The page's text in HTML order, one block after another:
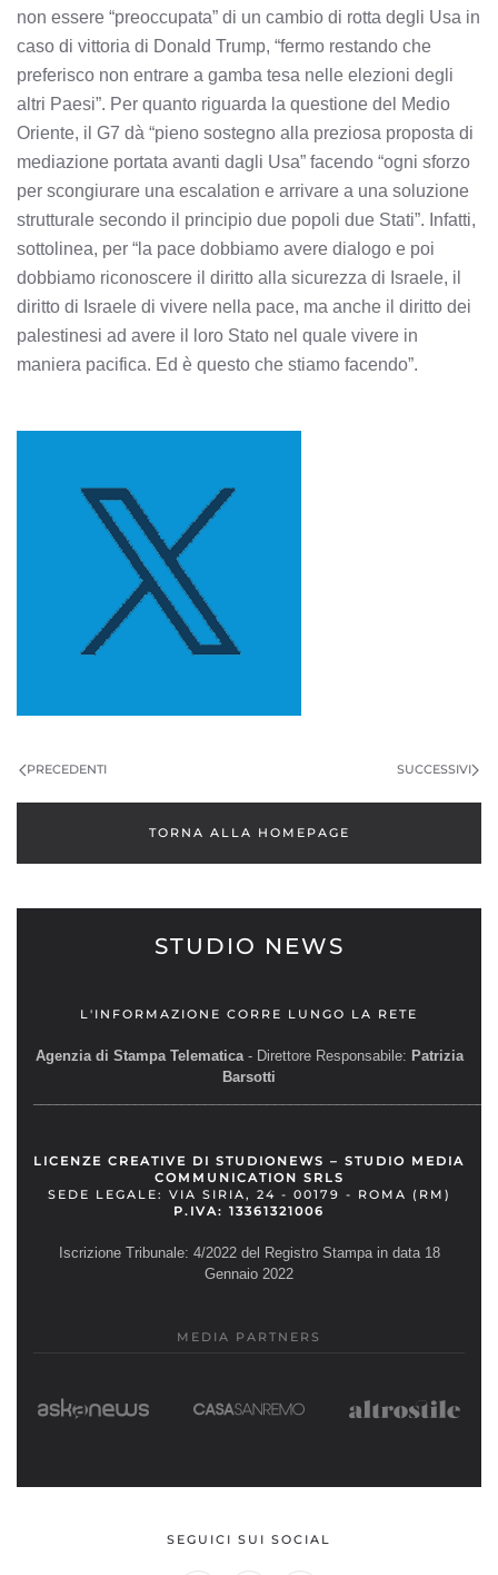
non essere “preoccupata” di un cambio di rotta degli Usa in
caso di vittoria di Donald Trump, “fermo restando che
preferisco non entrare a gamba tesa nelle elezioni degli
altri Paesi”. Per quanto riguarda la questione del Medio
Oriente, il G7 dà “pieno sostegno alla preziosa proposta di
mediazione portata avanti dagli Usa” facendo “ogni sforzo
per scongiurare una escalation e arrivare a una soluzione
strutturale secondo il principio due popoli due Stati”. Infatti,
sottolinea, per “la pace dobbiamo avere dialogo e poi
dobbiamo riconoscere il diritto alla sicurezza di Israele, il
diritto di Israele di vivere nella pace, ma anche il diritto dei
palestinesi ad avere il loro Stato nel quale vivere in
maniera pacifica. Ed è questo che stiamo facendo”.
PRECEDENTI SUCCESSIVI
TORNA ALLA HOMEPAGE
STUDIO NEWS
L'INFORMAZIONE CORRE LUNGO LA RETE
Agenzia di Stampa Telematica- Direttore Responsabile: Patrizia
Barsotti
LICENZE CREATIVE DI STUDIONEWS – STUDIO MEDIA
COMMUNICATION SRLS
SEDE LEGALE: VIA SIRIA, 24 - 00179 - ROMA (RM)
P.IVA: 13361321006
Iscrizione Tribunale: 4/2022 del Registro Stampa in data 18
Gennaio 2022
MEDIA PARTNERS
SEGUICI SUI SOCIAL